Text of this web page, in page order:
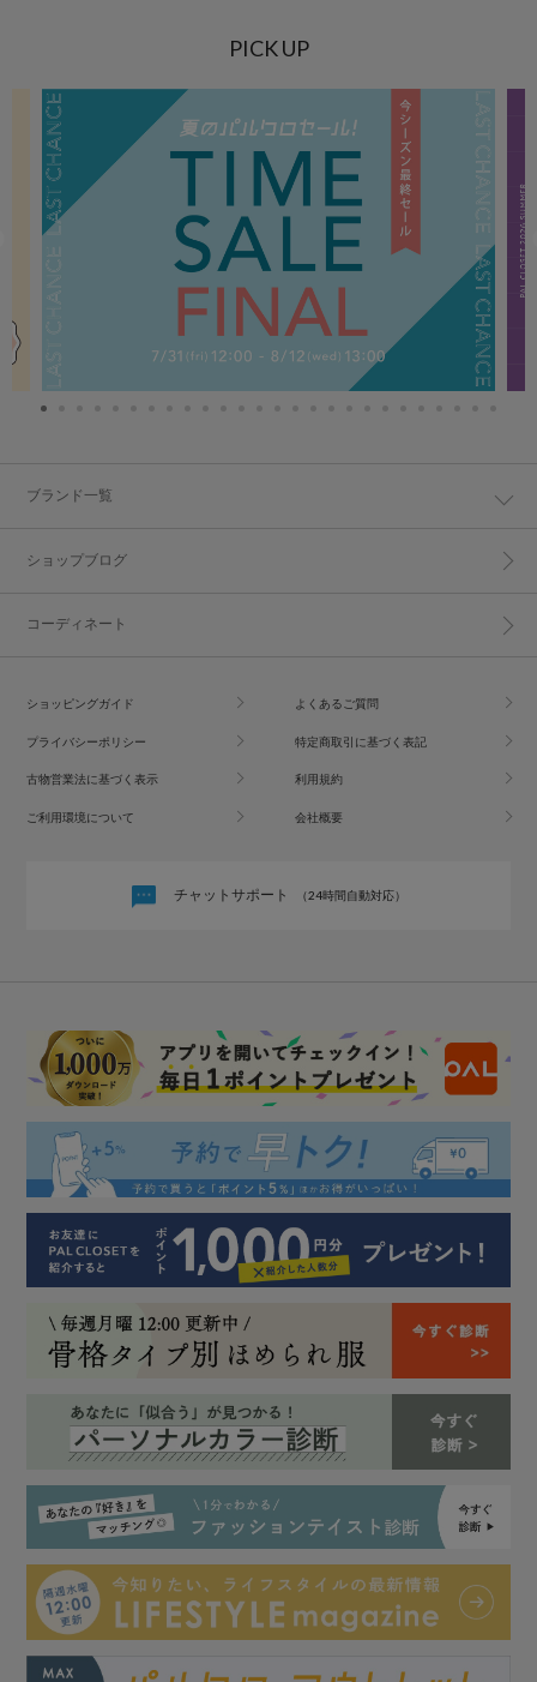
PICK UP
ブランド一覧
ショップブログ
コーディネート
ショッピングガイド よくあるご質問
プライバシーポリシー 特定商取引に基づく表記
古物営業法に基づく表示 利用規約
ご利用環境について 会社概要
チャットサポート （24時間自動対応）